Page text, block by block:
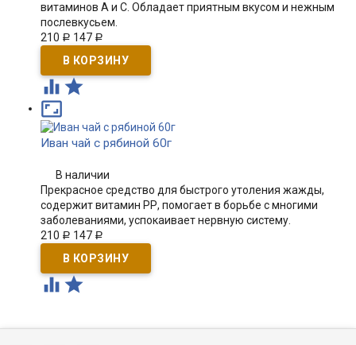
витаминов А и С. Обладает приятным вкусом и нежным
послевкусьем.
210 Р 147 Р
 

Иван чай с рябиной 60г
В наличии
Прекрасное средство для быстрого утоления жажды,
содержит витамин РР, помогает в борьбе с многими
заболеваниями, успокаивает нервную систему.
210 Р 147 Р
 